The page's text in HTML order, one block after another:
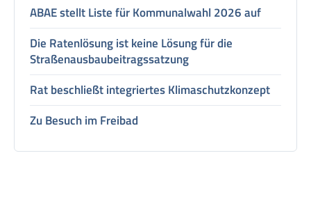
ABAE stellt Liste für Kommunalwahl 2026 auf
Die Ratenlösung ist keine Lösung für die
Straßenausbaubeitragssatzung
Rat beschließt integriertes Klimaschutzkonzept
Zu Besuch im Freibad